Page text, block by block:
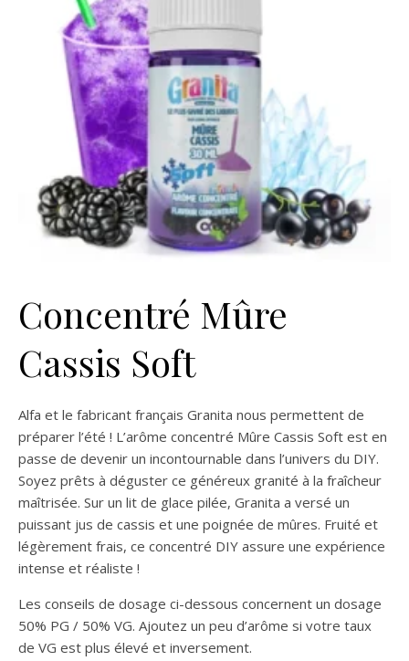
Concentré Mûre
Cassis Soft
Alfa et le fabricant français Granita nous permettent de
préparer l’été ! L’arôme concentré Mûre Cassis Soft est en
passe de devenir un incontournable dans l’univers du DIY.
Soyez prêts à déguster ce généreux granité à la fraîcheur
maîtrisée. Sur un lit de glace pilée, Granita a versé un
puissant jus de cassis et une poignée de mûres. Fruité et
légèrement frais, ce concentré DIY assure une expérience
intense et réaliste !
Les conseils de dosage ci-dessous concernent un dosage
50% PG / 50% VG. Ajoutez un peu d’arôme si votre taux
de VG est plus élevé et inversement.